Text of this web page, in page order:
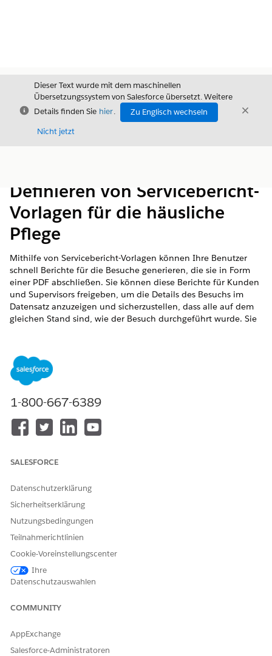
Schließen
Dieser Text wurde mit dem maschinellen
Übersetzungssystem von Salesforce übersetzt. Weitere
Details finden Sie hier.
Zu Englisch wechseln
Nicht jetzt
Definieren von Servicebericht-
Vorlagen für die häusliche
Pflege
Mithilfe von Servicebericht-Vorlagen können Ihre Benutzer
schnell Berichte für die Besuche generieren, die sie in Form
einer PDF abschließen. Sie können diese Berichte für Kunden
und Supervisors freigeben, um die Details des Besuchs im
Datensatz anzuzeigen und sicherzustellen, dass alle auf dem
gleichen Stand sind, wie der Besuch durchgeführt wurde. Sie
dann den entsprechenden Arbeitstypen Vorlagen zuweisen.
ERFORDERLICHE EDITIONEN
Verfügbarkeit:Enterprise
Weitere Informationen zu Servicebericht-Vorlagen und deren
von Servicebericht-
Geben Sie uns Feedback, damit wir uns verbessern können.
1-800-667-6389
SALESFORCE
Datenschutzerklärung
Sicherheitserklärung
Nutzungsbedingungen
Teilnahmerichtlinien
Cookie-Voreinstellungscenter
Ihre
Datenschutzauswahlen
COMMUNITY
AppExchange
Salesforce-Administratoren